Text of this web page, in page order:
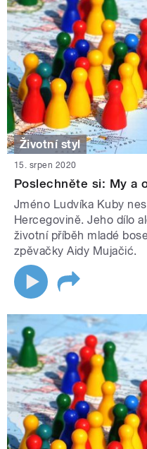
Životní styl
15. srpen 2020
Poslechněte si: My a
Jméno Ludvíka Kuby
Hercegovině. Jeho dílo
životní příběh mladé
zpěvačky Aidy Mujačić.